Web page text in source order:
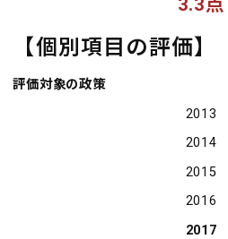
3.3点
【個別項目の評価】
評価対象の政策
2013
2014
2015
2016
2017